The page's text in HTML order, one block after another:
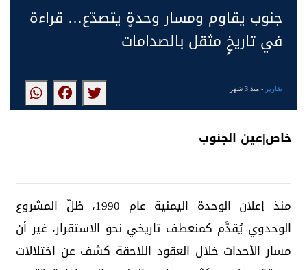
جنوب يقاوم ومسار وحدةٍ يتصدّع… قراءة
في تاريخٍ مثقل بالصدامات
تقارير - منذ 3 شهر
خاص|عين الجنوب
منذ إعلان الوحدة اليمنية عام 1990، ظلّ المشروع
الوحدوي يُقدَّم كمنعطف تاريخي نحو الاستقرار، غير أن
مسار الأحداث خلال العقود اللاحقة كشف عن اختلالات